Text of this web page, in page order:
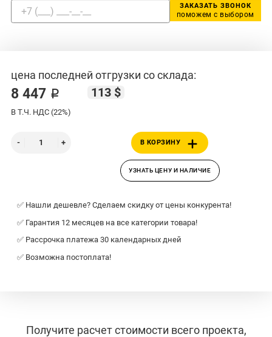
ЗАКАЗАТЬ ЗВОНОК
поможем с выбором
цена последней отгрузки со склада:
8 447 ₽ 113 $
В Т.Ч. НДС (22%)
В КОРЗИНУ
УЗНАТЬ ЦЕНУ И НАЛИЧИЕ
✅ Нашли дешевле? Сделаем скидку от цены конкурента!
✅ Гарантия 12 месяцев на все категории товара!
✅ Рассрочка платежа 30 календарных дней
✅ Возможна постоплата!
Получите расчет стоимости всего проекта,